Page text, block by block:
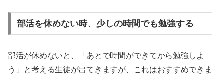
部活を休めない時、少しの時間でも勉強する
部活が休めないと、「あとで時間ができてから勉強しよ
う」と考える生徒が出てきますが、これはおすすめできま